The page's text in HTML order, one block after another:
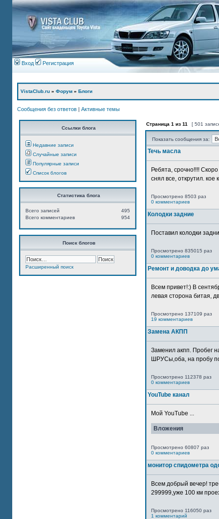
Вход Регистрация
VistaClub.ru » Форум » Блоги
Сообщения без ответов | Активные темы
Ссылки блога
Недавние записи
Случайные записи
Популярные записи
Список блогов
Статистика блога
495
Всего записей
954
Всего комментариев
Поиск блогов
Расширенный поиск
Страница 1 из 11 [ 501
Показать сообщения за:
Течь масла
Ребята, срочно!!!!
снял все, открутил. кое
Просмотрено 8503 раз
0 комментариев
Колодки задние
Поставил колодки
Просмотрено 835015 раз
0 комментариев
Ремонт и доводка до
Всем привет!:) В
левая сторона битая,
Просмотрено 137109 раз
19 комментариев
Замена АКПП
Заменил акпп. Пробег
ШРУСы,оба, на пробу
Просмотрено 112378 раз
0 комментариев
YouTube канал
Мой YouTube ...
Вложения
Просмотрено 60807 раз
0 комментариев
монитор спидометра
Всем добрый вечер!
299999,уже 100 км
Просмотрено 116050 раз
1 комментарий